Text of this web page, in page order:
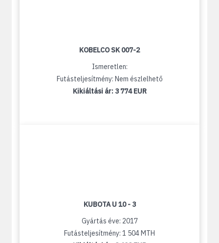
KOBELCO SK 007-2
Ismeretlen:
Futásteljesítmény: Nem észlelhető
Kikiáltási ár: 3 774 EUR
KUBOTA U 10 - 3
Gyártás éve: 2017
Futásteljesítmény: 1 504 MTH